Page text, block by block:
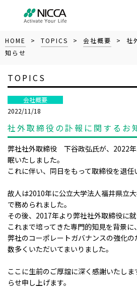
HOME > TOPICS > 会社概要
> 社
知らせ
TOPICS
会社概要
2022/11/18
社外取締役の訃報に関するお
弊社社外取締役 下谷政弘氏が、2022
眠いたしました。
これに伴い、同日をもって取締役を退任
故人は2010年に公立大学法人福井県立
で務められました。
その後、2017年より弊社社外取締役に
これまで培ってきた専門的知見を背景に、
弊社のコーポレートガバナンスの強化
数多くいただいてまいりました。
ここに生前のご厚誼に深く感謝いたし
らせ申し上げます。